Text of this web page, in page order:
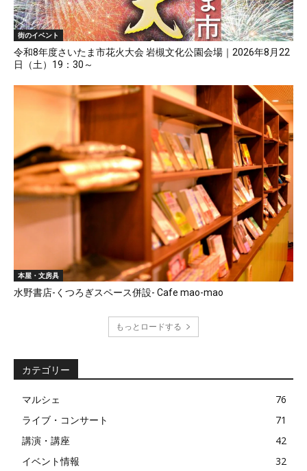
街のイベント
令和8年度さいたま市花火大会 岩槻文化公園会場｜2026年8月22
日（土）19：30～
本屋・文房具
水野書店-くつろぎスペース併設- Cafe mao-mao
もっとロードする
カテゴリー
マルシェ
76
ライブ・コンサート
71
講演・講座
42
イベント情報
32